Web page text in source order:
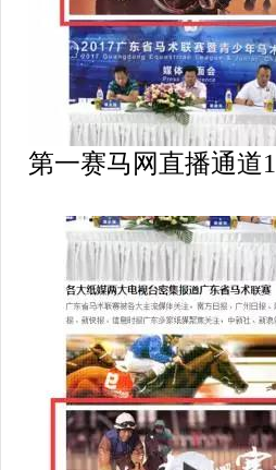
第一赛马网直播通道1